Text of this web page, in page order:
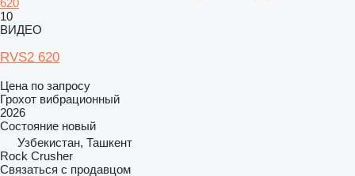
620
10
ВИДЕО
RVS2 620
Цена по запросу
Грохот вибрационный
2026
Состояние новый
Узбекистан, Ташкент
Rock Crusher
Связаться с продавцом